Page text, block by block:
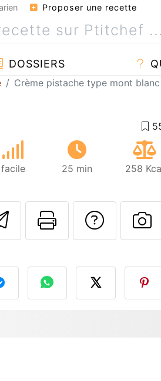
Proposer une recette
DOSSIERS
Crème pistache type mont blanc
facile 25 min 258
Envoyer cette
Imprimer